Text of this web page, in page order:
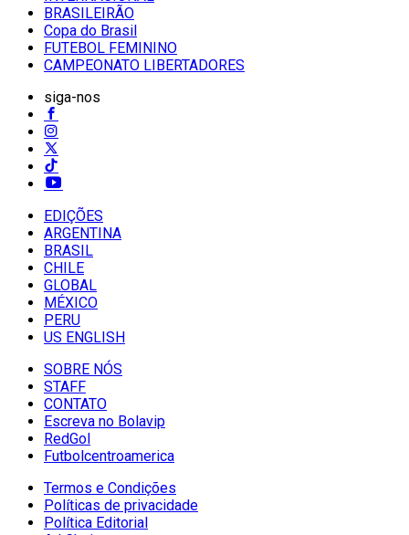
BRASILEIRÃO
Copa do Brasil
FUTEBOL FEMININO
CAMPEONATO LIBERTADORES
siga-nos
EDIÇÕES
ARGENTINA
BRASIL
CHILE
GLOBAL
MÉXICO
PERU
US ENGLISH
SOBRE NÓS
STAFF
CONTATO
Escreva no Bolavip
RedGol
Futbolcentroamerica
Termos e Condições
Políticas de privacidade
Política Editorial